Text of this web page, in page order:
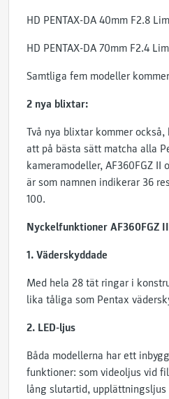
HD PENTAX-DA 40mm F2.8
HD PENTAX-DA 70mm F2.4
Samtliga fem modeller
2 nya blixtar:
Två nya blixtar kommer
att på bästa sätt matcha alla
kameramodeller, AF360FGZ II
är som namnen indikerar 36
100.
Nyckelfunktioner AF360FGZ
1. Väderskyddade
Med hela 28 tät ringar i
lika tåliga som Pentax
2. LED-ljus
Båda modellerna har ett
funktioner: som videoljus vid
lång slutartid,